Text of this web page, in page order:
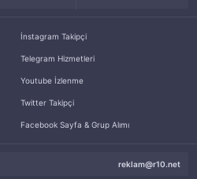
İnstagram Takipçi
Telegram Hizmetleri
Youtube İzlenme
Twitter Takipçi
Facebook Sayfa & Grup Alımı
reklam@r10.net